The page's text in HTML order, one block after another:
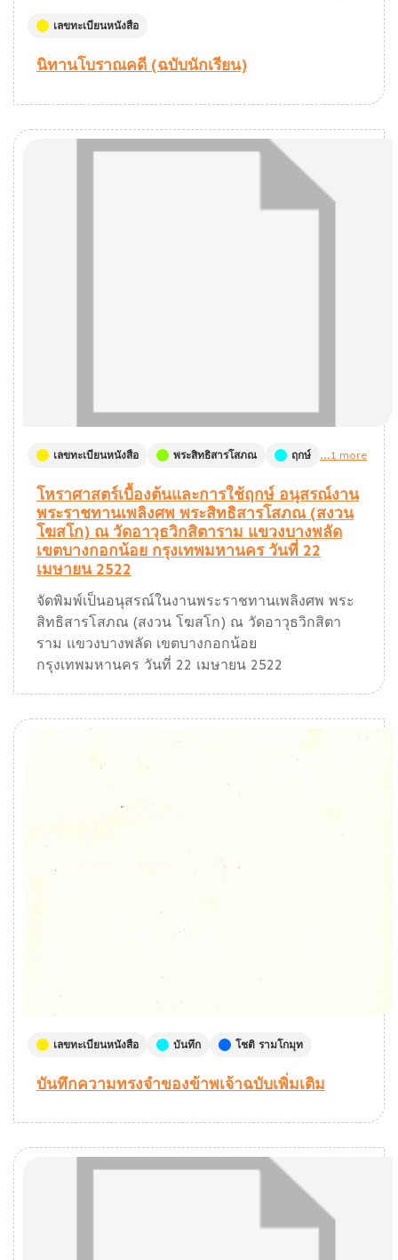
เลขทะเบียนหนังสือ
นิทานโบราณคดี (ฉบับนักเรียน)
เลขทะเบียนหนังสือ พระสิทธิสารโสภณ ฤกษ์ ...1 more
โหราศาสตร์เบื้องต้นและการใช้ฤกษ์ อนุสรณ์งาน
พระราชทานเพลิงศพ พระสิทธิสารโสภณ (สงวน
โฆสโก) ณ วัดอาวุธวิกสิตาราม แขวงบางพลัด
เขตบางกอกน้อย กรุงเทพมหานคร วันที่ 22
เมษายน 2522
จัดพิมพ์เป็นอนุสรณ์ในงานพระราชทานเพลิงศพ พระ
สิทธิสารโสภณ (สงวน โฆสโก) ณ วัดอาวุธวิกสิตา
ราม แขวงบางพลัด เขตบางกอกน้อย
กรุงเทพมหานคร วันที่ 22 เมษายน 2522
เลขทะเบียนหนังสือ บันทึก โชติ รามโกมุท
บันทึกความทรงจำของข้าพเจ้าฉบับเพิ่มเติม